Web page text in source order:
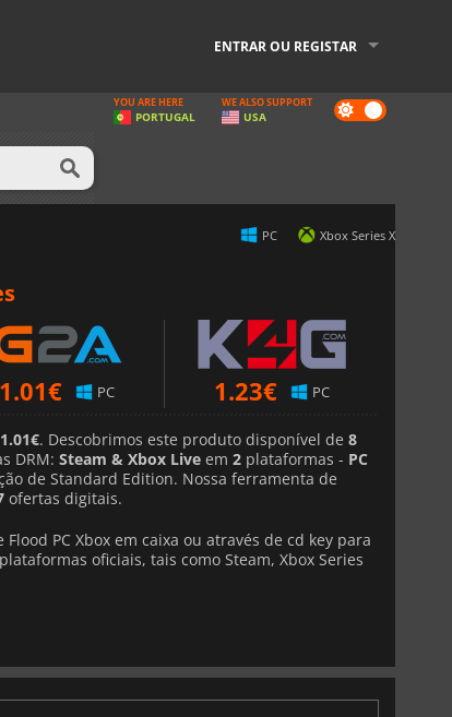
ENTRAR OU REGISTAR
Dark
mode
YOU ARE HERE
PORTUGAL
WE ALSO SUPPORT
USA
PC Xbox Series X
1.01€ PC 1.23€ PC
1.01€. Descobrimos este produto disponível de 8
DRM: Steam & Xbox Live em 2 plataformas - PC
de Standard Edition. Nossa ferramenta de
ofertas digitais.
PC Xbox em caixa ou através de cd key para
oficiais, tais como Steam, Xbox Series